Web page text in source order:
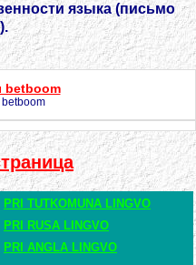
языка (письмо
betboom
PRI TUTKOMUNA LINGVO
PRI RUSA LINGVO
PRI ANGLA LINGVO